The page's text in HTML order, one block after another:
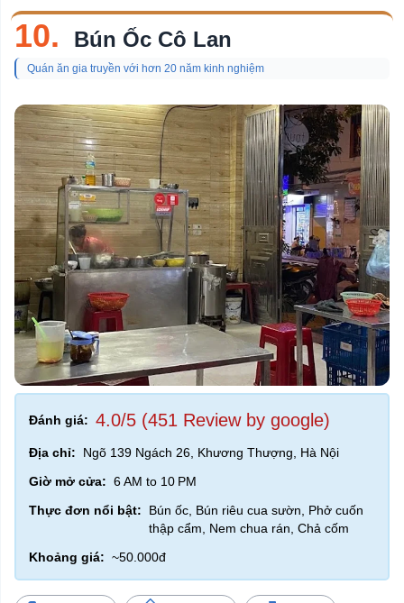
10. Bún Ốc Cô Lan
Quán ăn gia truyền với hơn 20 năm kinh nghiệm
Đánh giá: 4.0/5 (451 Review by google)
Địa chỉ:
Ngõ 139 Ngách 26, Khương Thượng, Hà Nội
Giờ mở cửa: 6 AM to 10 PM
Thực đơn nổi bật:
Bún ốc, Bún riêu cua sườn, Phở cuốn
thập cẩm, Nem chua rán, Chả cốm
Khoảng giá: ~50.000đ